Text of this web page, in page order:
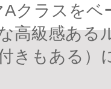
クラスを
高級感ある
きもある）